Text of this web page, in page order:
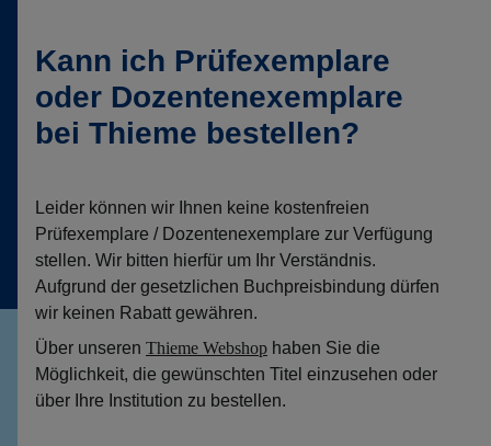
Kann ich Prüfexemplare
oder Dozentenexemplare
bei Thieme bestellen?
Leider können wir Ihnen keine kostenfreien
Prüfexemplare / Dozentenexemplare zur Verfügung
stellen. Wir bitten hierfür um Ihr Verständnis.
Aufgrund der gesetzlichen Buchpreisbindung dürfen
wir keinen Rabatt gewähren.
Über unseren Thieme Webshop haben Sie die
Möglichkeit, die gewünschten Titel einzusehen oder
über Ihre Institution zu bestellen.